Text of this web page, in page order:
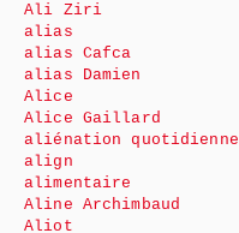
Ali Ziri
alias
alias Cafca
alias Damien
Alice
Alice Gaillard
aliénation quotidienne
align
alimentaire
Aline Archimbaud
Aliot